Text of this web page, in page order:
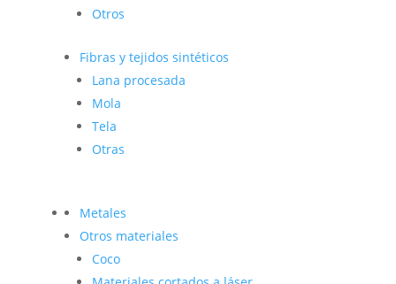
Otros
Fibras y tejidos sintéticos
Lana procesada
Mola
Tela
Otras
Metales
Otros materiales
Coco